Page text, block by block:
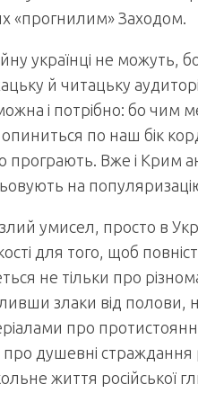
«прогнилим» Заходом.
українці не можуть,
й читацьку
можна і потрібно: бо
опиниться по наш бік
Вже і Крим
на
умисел, просто в
для того, щоб
не тільки про
злаки від
про
душевні страждання
життя російської